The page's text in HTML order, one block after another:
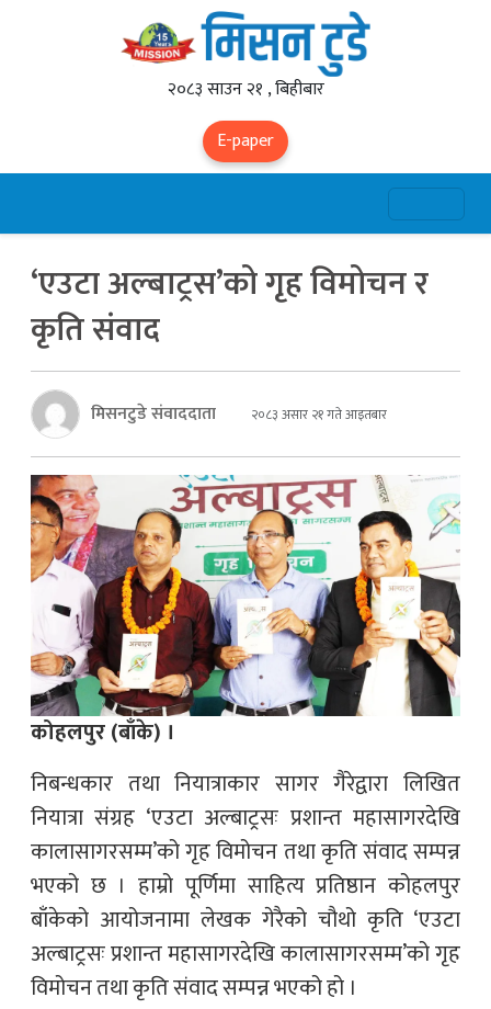
२०८३ साउन २१ , बिहीबार
E-paper
‘एउटा अल्बाट्रस’को गृह विमोचन र
कृति संवाद
मिसनटुडे संवाददाता २०८३ असार २१ गते आइतबार
कोहलपुर (बाँके) ।
निबन्धकार तथा नियात्राकार सागर गैरेद्वारा लिखित
नियात्रा संग्रह ‘एउटा अल्बाट्रसः प्रशान्त महासागरदेखि
कालासागरसम्म’को गृह विमोचन तथा कृति संवाद सम्पन्न
भएको छ । हाम्रो पूर्णिमा साहित्य प्रतिष्ठान कोहलपुर
बाँकेको आयोजनामा लेखक गेरैको चौथो कृति ‘एउटा
अल्बाट्रसः प्रशान्त महासागरदेखि कालासागरसम्म’को गृह
विमोचन तथा कृति संवाद सम्पन्न भएको हो ।